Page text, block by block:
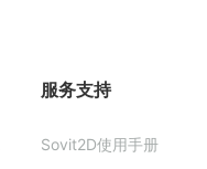
服务支持
Sovit2D使用手册